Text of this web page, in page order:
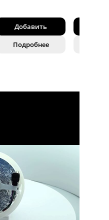
Добавить
Подробнее